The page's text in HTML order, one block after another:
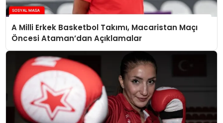
A Milli Erkek Basketbol Takımı, Macaristan Maçı
Öncesi Ataman’dan Açıklamalar